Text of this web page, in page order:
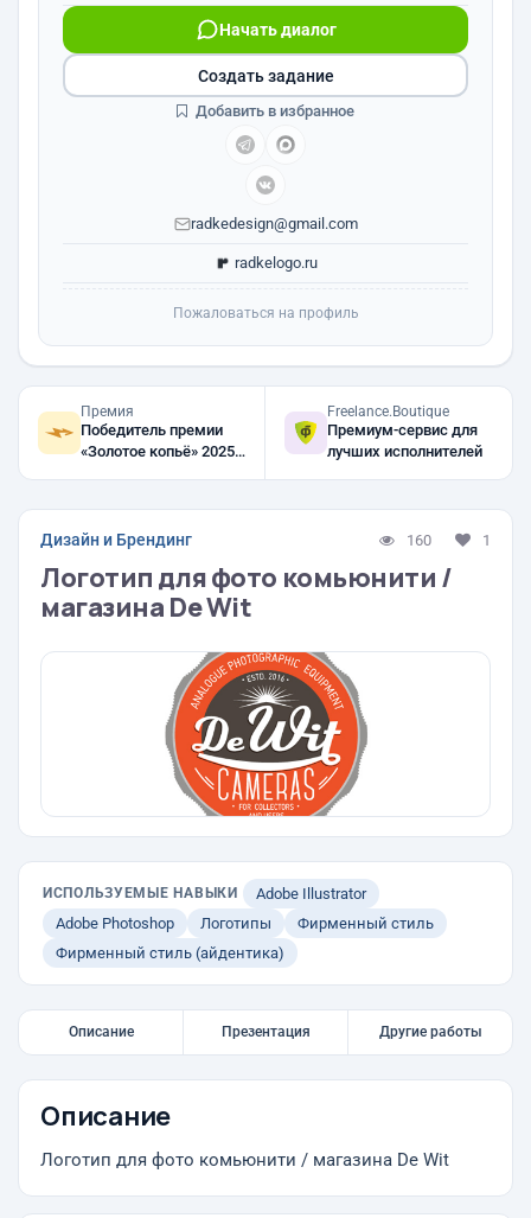
Начать диалог
radkedesign@gmail.com
radkelogo.ru
Создать задание
Добавить в избранное
Пожаловаться на профиль
Премия
Победитель премии
«Золотое копьё» 2025,
Freelance.Boutique
Премиум-сервис для
лучших исполнителей
Дизайн и Брендинг 160 1
Логотип для фото комьюнити /
магазина De Wit
ИСПОЛЬЗУЕМЫЕ НАВЫКИ
Adobe Illustrator
Adobe Photoshop
Логотипы
Фирменный стиль
Фирменный стиль (айдентика)
Описание Презентация Другие работы
Описание
Логотип для фото комьюнити / магазина De Wit